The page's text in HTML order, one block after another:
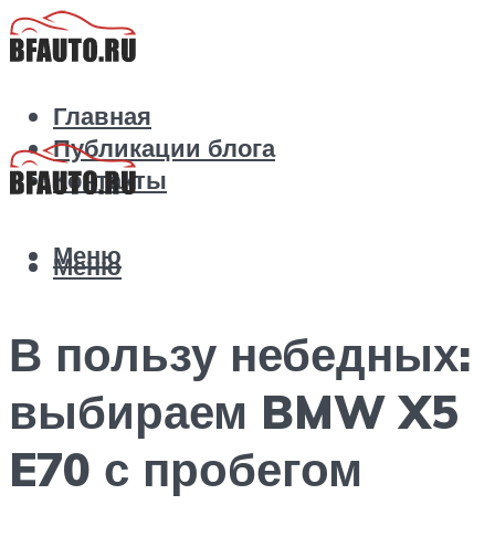
Главная
Публикации блога
Контакты
Меню
Меню
В пользу небедных:
выбираем BMW X5
E70 с пробегом